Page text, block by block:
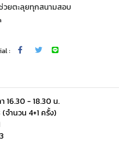
วยตะลุยทุกสนามสอบ
:
16.30 - 18.30 น.
ำนวน 4+1 ครั้ง)